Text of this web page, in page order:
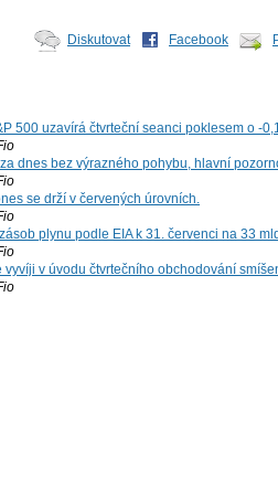
Diskutovat Facebook
500 uzavírá čtvrteční seanci poklesem o -
dnes bez výrazného pohybu, hlavní
se drží v červených úrovních.
plynu podle EIA k 31. červenci na 33
vyvíji v úvodu čtvrtečního obchodování